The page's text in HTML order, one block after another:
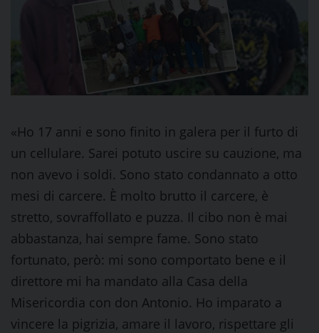
«Ho 17 anni e sono finito in galera per il furto di
un cellulare. Sarei potuto uscire su cauzione, ma
non avevo i soldi. Sono stato condannato a otto
mesi di carcere. È molto brutto il carcere, è
stretto, sovraffollato e puzza. Il cibo non è mai
abbastanza, hai sempre fame. Sono stato
fortunato, però: mi sono comportato bene e il
direttore mi ha mandato alla Casa della
Misericordia con don Antonio. Ho imparato a
vincere la pigrizia, amare il lavoro, rispettare gli